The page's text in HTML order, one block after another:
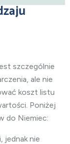
szczególnie
ale nie
koszt listu
Poniżej
do Niemiec:
jednak nie